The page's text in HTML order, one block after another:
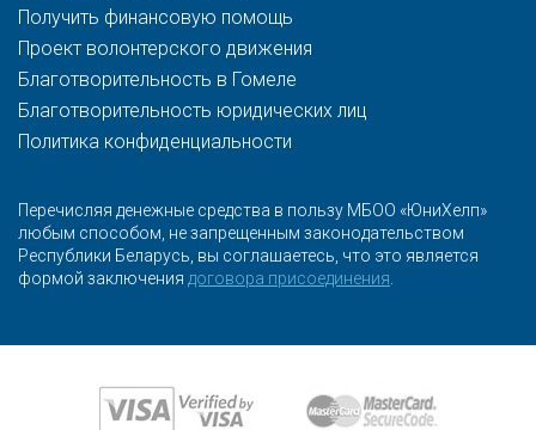
Получить финансовую помощь
Проект волонтерского движения
Благотворительность в Гомеле
Благотворительность юридических лиц
Политика конфиденциальности
Перечисляя денежные средства в пользу МБОО «ЮниХелп»
любым способом, не запрещенным законодательством
Республики Беларусь, вы соглашаетесь, что это является
формой заключения договора присоединения